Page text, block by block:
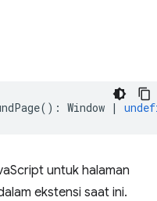
() : Window |
untuk halaman
ekstensi saat ini.